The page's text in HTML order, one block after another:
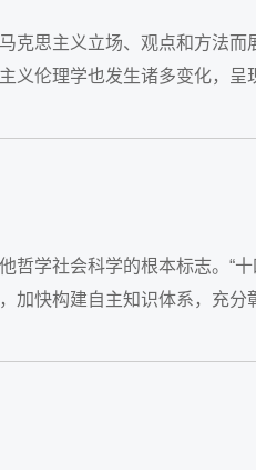
克思主义立场、观点和方法
义伦理学也发生诸多变化，
学社会科学的根本标志。“
加快构建自主知识体系，充